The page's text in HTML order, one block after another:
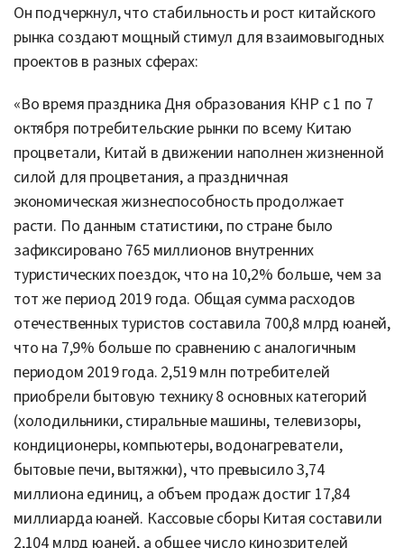
Он подчеркнул, что стабильность и рост китайского
рынка создают мощный стимул для взаимовыгодных
проектов в разных сферах:
«Во время праздника Дня образования КНР с 1 по 7
октября потребительские рынки по всему Китаю
процветали, Китай в движении наполнен жизненной
силой для процветания, а праздничная
экономическая жизнеспособность продолжает
расти. По данным статистики, по стране было
зафиксировано 765 миллионов внутренних
туристических поездок, что на 10,2% больше, чем за
тот же период 2019 года. Общая сумма расходов
отечественных туристов составила 700,8 млрд юаней,
что на 7,9% больше по сравнению с аналогичным
периодом 2019 года. 2,519 млн потребителей
приобрели бытовую технику 8 основных категорий
(холодильники, стиральные машины, телевизоры,
кондиционеры, компьютеры, водонагреватели,
бытовые печи, вытяжки), что превысило 3,74
миллиона единиц, а объем продаж достиг 17,84
миллиарда юаней. Кассовые сборы Китая составили
2,104 млрд юаней, а общее число кинозрителей